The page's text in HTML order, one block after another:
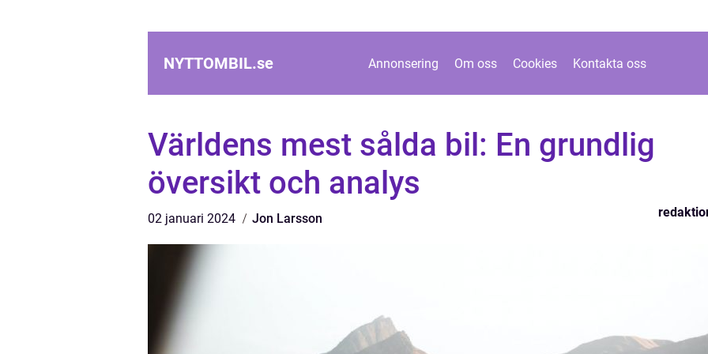
NYTTOMBIL.se Annonsering Om oss Cookies Kontakta oss
Världens mest sålda bil: En grundlig
översikt och analys
02 januari 2024 Jon Larsson